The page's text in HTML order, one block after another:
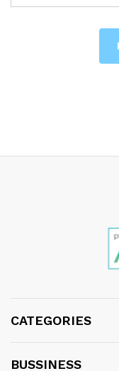
CATEGORIES
BUSSINESS